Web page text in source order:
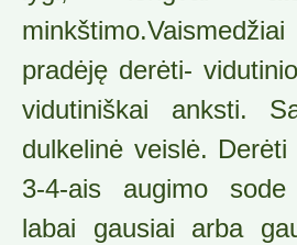
pradėję derėti-
vidutiniškai anksti.
dulkelinė veislė.
3-4-ais augimo
labai gau­siai arba